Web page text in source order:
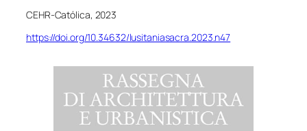
CEHR-Católica, 2023
https://doi.org/10.34632/lusitaniasacra.2023.n47